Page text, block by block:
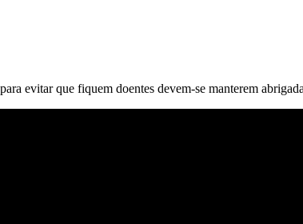
evitar que fiquem doentes devem-se manterem